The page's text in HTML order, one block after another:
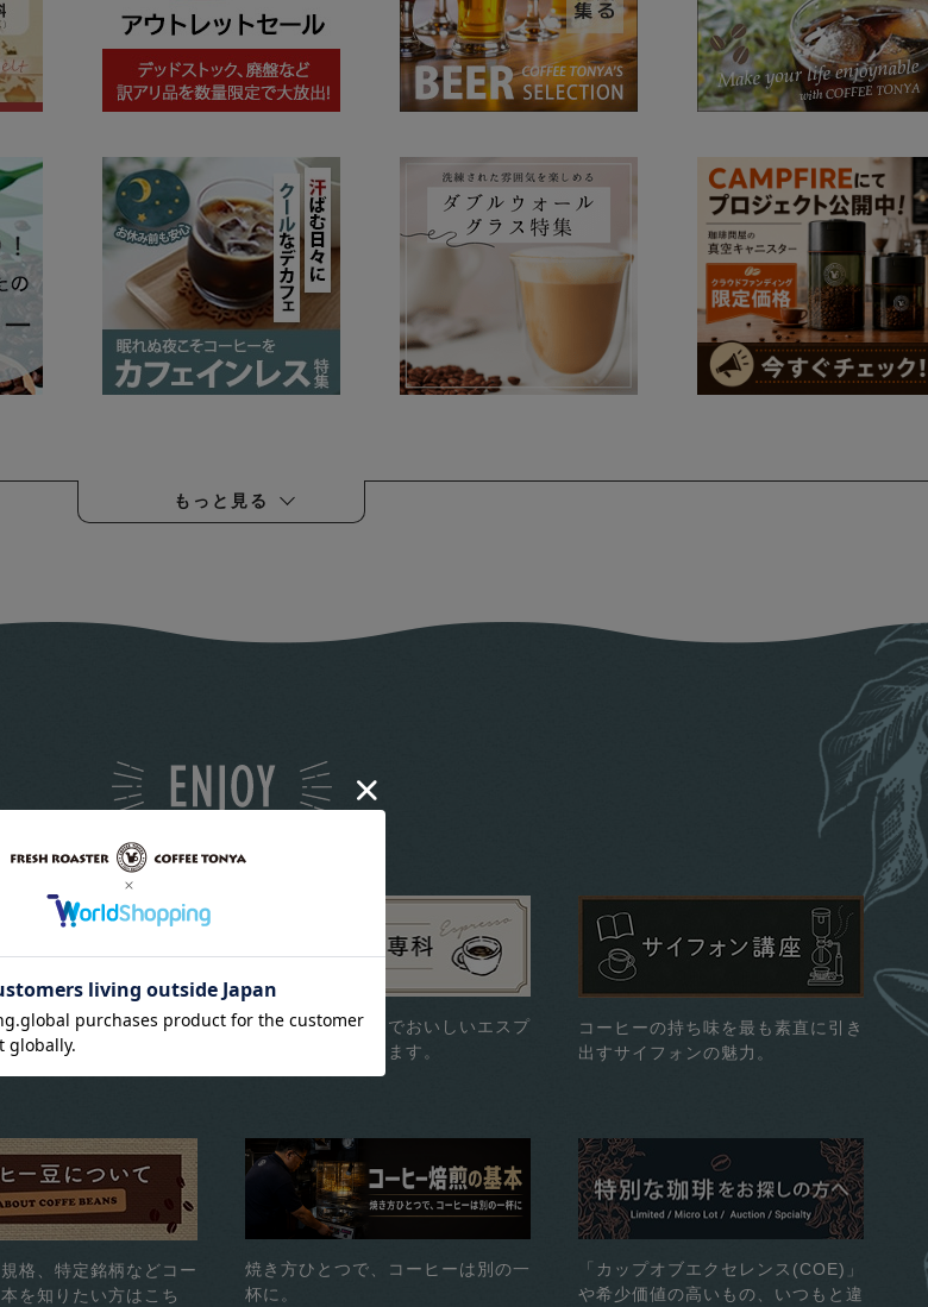
もっと見る
っと楽しむ豆知識。
ための秘訣がここにあ
ちょっとしたコツでおいしいエスプ
レッソを抽出できます。
コーヒーの持ち味を最も素直に引き
出すサイフォンの魅力。
格、特定銘柄などコー
を知りたい方はこち
焼き方ひとつで、コーヒーは別の一
杯に。
「カップオブエクセレンス(COE)」
や希少価値の高いもの、いつもと違